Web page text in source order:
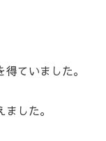
ていました。
した。